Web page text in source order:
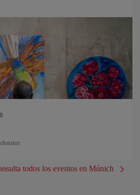
todos los eventos en Múnich